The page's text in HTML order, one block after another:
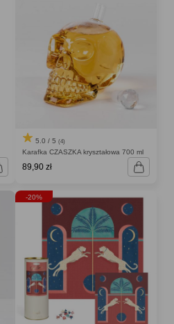
5.0 / 5 (4)
Karafka CZASZKA kryształowa 700 ml
89,90 zł
-20%